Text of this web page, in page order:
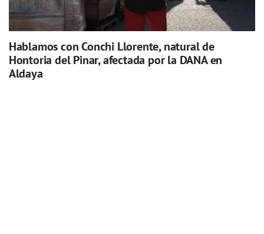
Hablamos con Conchi Llorente, natural de
Hontoria del Pinar, afectada por la DANA en
Aldaya